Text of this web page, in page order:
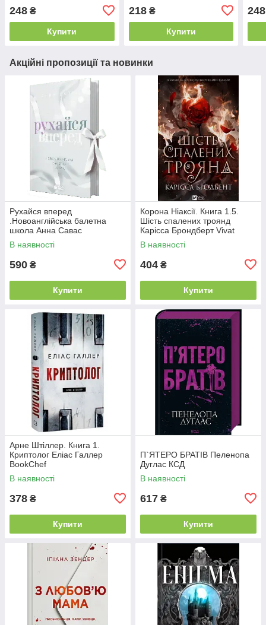
248 ₴
Купити
218₴
Купити
248
Акційні пропозиції та новинки
Рухайся вперед
.Новоанглійська балетна
школа Анна Савас
READBERRY
В наявності
590 ₴
Купити
Корона Ніаксії. Книга 1.5.
Шість спалених троянд
Карісса Брондберт Vivat
В наявності
404 ₴
Купити
Арне Штіллер. Книга 1.
Криптолог Еліас Галлер
BookChef
В наявності
378 ₴
Купити
П`ЯТЕРО БРАТІВ Пеленопа
Дуглас КСД
В наявності
617 ₴
Купити